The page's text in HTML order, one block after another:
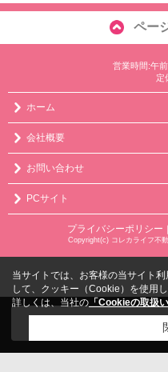
ペー
営業時間:午
定
ホーム
会社概要
お問い合わせ
PCサイト
プライバシーポリシー
Copyright(c) コレカライフ不
こちらの物件をご覧
当サイトでは、お客様の当サイト
して、クッキー（Cookie）を使用し
詳しくは、当社の 「Cookieの取扱